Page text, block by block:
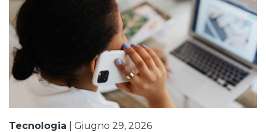
Tecnologia Giugno 29, 2026